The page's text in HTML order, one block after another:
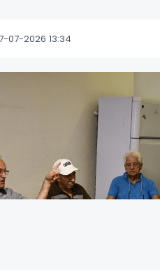
07-2026 13:34